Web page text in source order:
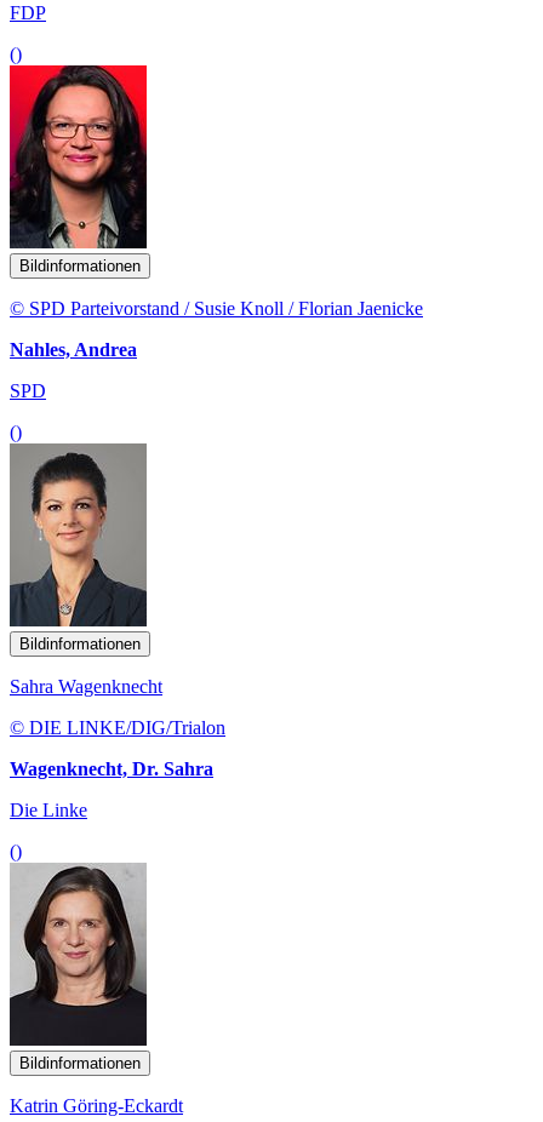
FDP
()
Bildinformationen
© SPD Parteivorstand / Susie Knoll / Florian Jaenicke
Nahles, Andrea
SPD
()
Bildinformationen
Sahra Wagenknecht
© DIE LINKE/DIG/Trialon
Wagenknecht, Dr. Sahra
Die Linke
()
Bildinformationen
Katrin Göring-Eckardt